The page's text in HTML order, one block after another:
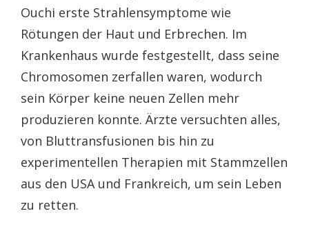
Ouchi erste Strahlensymptome wie
Rötungen der Haut und Erbrechen. Im
Krankenhaus wurde festgestellt, dass seine
Chromosomen zerfallen waren, wodurch
sein Körper keine neuen Zellen mehr
produzieren konnte. Ärzte versuchten alles,
von Bluttransfusionen bis hin zu
experimentellen Therapien mit Stammzellen
aus den USA und Frankreich, um sein Leben
zu retten.